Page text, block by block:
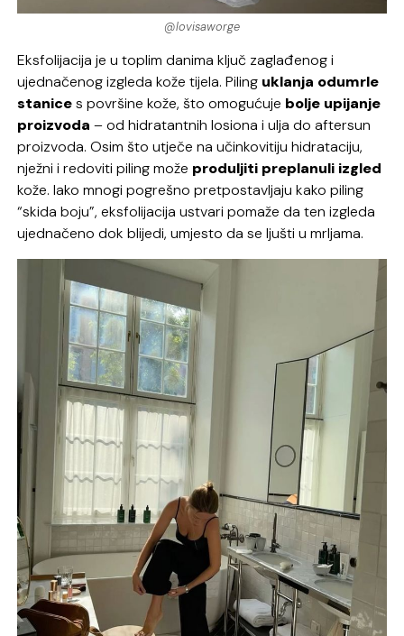
@lovisaworge
Eksfolijacija je u toplim danima ključ zaglađenog i
ujednačenog izgleda kože tijela. Piling uklanja odumrle
stanices površine kože, što omogućuje bolje upijanje
proizvoda – od hidratantnih losiona i ulja do aftersun
proizvoda. Osim što utječe na učinkovitiju hidrataciju,
nježni i redoviti piling može produljiti preplanuli izgled
kože. Iako mnogi pogrešno pretpostavljaju kako piling
“skida boju”, eksfolijacija ustvari pomaže da ten izgleda
ujednačeno dok blijedi, umjesto da se ljušti u mrljama.